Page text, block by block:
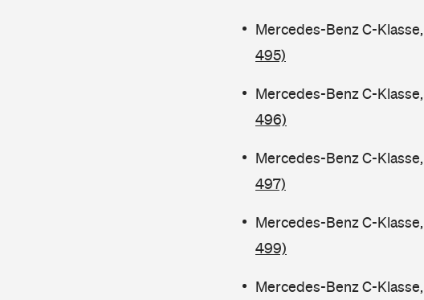
Mercedes-Benz C-
495)
Mercedes-Benz C-
496)
Mercedes-Benz C-
497)
Mercedes-Benz C-
499)
Mercedes-Benz C-